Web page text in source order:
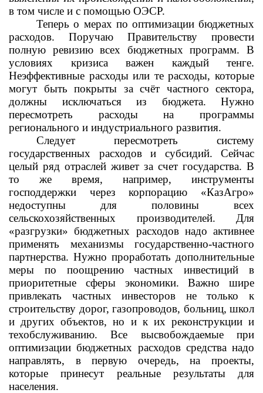
в том числе и с помощью ОЭСР.
Теперь о мерах по оптимизации бюджетных
расходов. Поручаю Правительству провести
полную ревизию всех бюджетных программ. В
условиях кризиса важен каждый тенге.
Неэффективные расходы или те расходы, которые
могут быть покрыты за счёт частного сектора,
должны исключаться из бюджета. Нужно
пересмотреть расходы на программы
регионального и индустриального развития.
Следует пересмотреть систему
государственных расходов и субсидий. Сейчас
целый ряд отраслей живет за счет государства. В
то же время, например, инструменты
господдержки через корпорацию «КазАгро»
недоступны для половины всех
сельскохозяйственных производителей. Для
«разгрузки» бюджетных расходов надо активнее
применять механизмы государственно-частного
партнерства. Нужно проработать дополнительные
меры по поощрению частных инвестиций в
приоритетные сферы экономики. Важно шире
привлекать частных инвесторов не только к
строительству дорог, газопроводов, больниц, школ
и других объектов, но и к их реконструкции и
техобслуживанию. Все высвобождаемые при
оптимизации бюджетных расходов средства надо
направлять, в первую очередь, на проекты,
которые принесут реальные результаты для
населения.